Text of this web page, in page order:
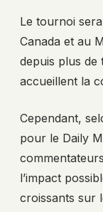
Le tournoi
Canada et au
depuis plus de
accueillent la
Cependant,
pour le Daily
l’impact
croissants sur